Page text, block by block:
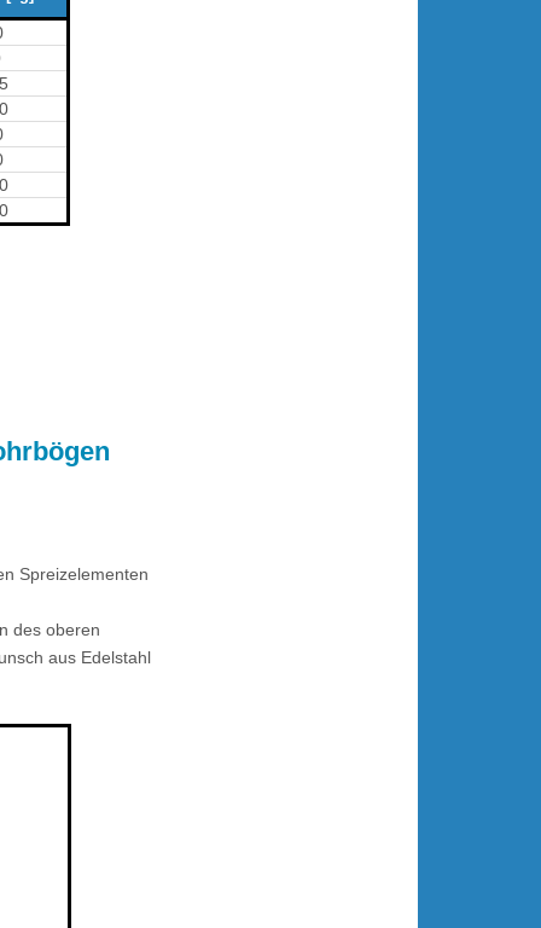
Spreizelementen
des oberen
aus Edelstahl